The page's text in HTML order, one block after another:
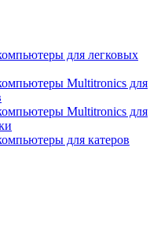
для легковых
Multitronics для
Multitronics для
для катеров